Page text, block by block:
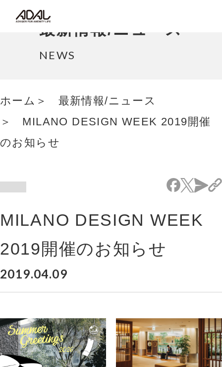
コラム
最新情報/ニュース
採用情報
最新情報/ニュース
NEWS
ホーム
最新情報/ニュース
MILANO DESIGN WEEK 2019開催
のお知らせ
MILANO DESIGN WEEK
2019開催のお知らせ
2019.04.09